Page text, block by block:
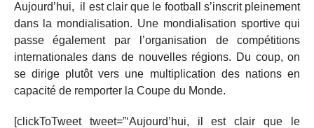
Aujourd’hui, il est clair que le football s’inscrit pleinement
dans la mondialisation. Une mondialisation sportive qui
passe également par l’organisation de compétitions
internationales dans de nouvelles régions. Du coup, on
se dirige plutôt vers une multiplication des nations en
capacité de remporter la Coupe du Monde.
[clickToTweet tweet=”‘Aujourd’hui, il est clair que le